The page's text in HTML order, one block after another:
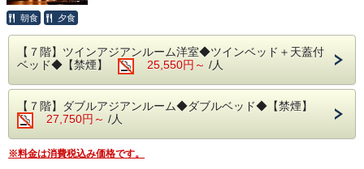
◆駐車場
1日1台1,200円となります。
※30台と限りがあり、先着順の受付となります。
※満車の場合は、ホテルよりご連絡いたします。（近隣のコ
グをお客様ご自身でご利用ください。）
◆その他の税
入湯税150円、宿泊税200円が別途大人のお客様はかかりま
当ビュッフェをお楽しみください。
※夕暮れ時に海を見ながらお召し上がりいただく時間は格別
です！
＊内容・品数は時期によって異なる場合がございます。
（写真はイメージとなります。）
・夕食 17:30～21:00（最終入場 20:00）
・朝食 7:00～ 9:30（最終入場 9:00）
船旅できる贅沢なプラン。島のどこにいても波の音が聞こえ
るアイランドリゾートで、極上のひとときをお楽しみくださ
＊セット券は、当日チェックイン前のお渡しも可能でござい
ます。
※サルトビのご利用はセット券が2枚分必要となります。
朝食 夕食
【７階】ツインアジアンルーム洋室◆ツインベッド＋天蓋付
ベッド◆【禁煙】
25,550円～ /人
【７階】ダブルアジアンルーム◆ダブルベッド◆【禁煙】
27,750円～ /人
※料金は消費税込み価格です。